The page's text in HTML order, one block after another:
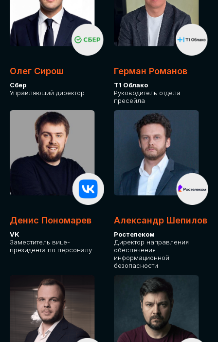
Олег Сирош
Сбер
Управляющий директор
Герман Романов
Т1 Облако
Руководитель отдела
пресейла
Денис Пономарев
VK
Заместитель вице-
президента по персоналу
Александр Шепилов
Ростелеком
Директор направления
обеспечения
информационной
безопасности